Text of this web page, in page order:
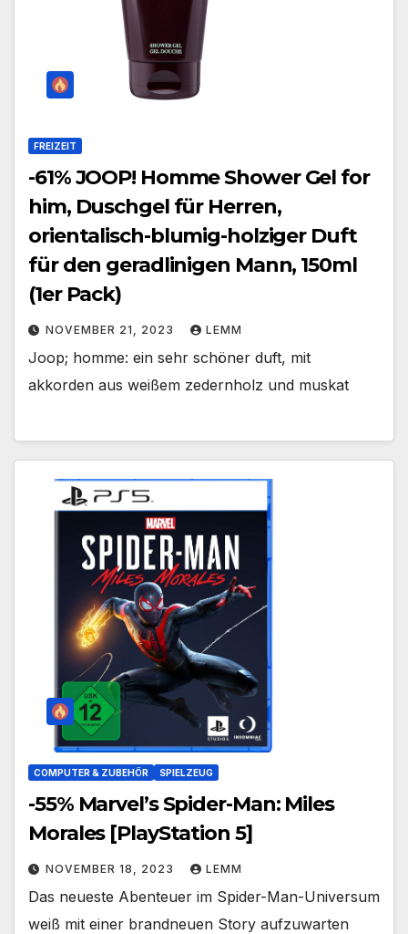
FREIZEIT
-61% JOOP! Homme Shower Gel for
him, Duschgel für Herren,
orientalisch-blumig-holziger Duft
für den geradlinigen Mann, 150ml
(1er Pack)
NOVEMBER 21, 2023 LEMM
Joop; homme: ein sehr schöner duft, mit
akkorden aus weißem zedernholz und muskat
COMPUTER & ZUBEHÖR SPIELZEUG
-55% Marvel’s Spider-Man: Miles
Morales [PlayStation 5]
NOVEMBER 18, 2023 LEMM
Das neueste Abenteuer im Spider-Man-Universum
weiß mit einer brandneuen Story aufzuwarten